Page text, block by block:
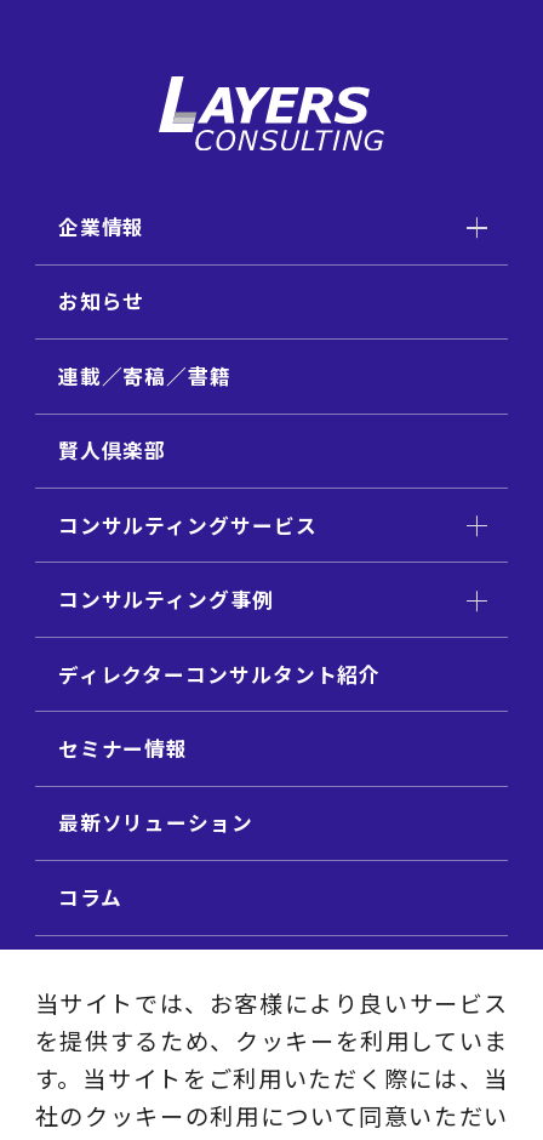
企業情報
お知らせ
連載／寄稿／書籍
賢人倶楽部
コンサルティングサービス
コンサルティング事例
ディレクターコンサルタント紹介
セミナー情報
最新ソリューション
コラム
ビジネステーマ解説集
動画ライブラリ
当サイトでは、お客様により良いサービス
を提供するため、クッキーを利用していま
す。当サイトをご利用いただく際には、当
社のクッキーの利用について同意いただい